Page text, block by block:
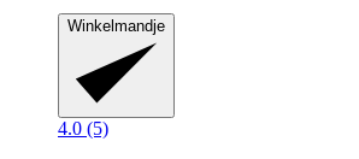
Winkelmandje
4.0 (5)